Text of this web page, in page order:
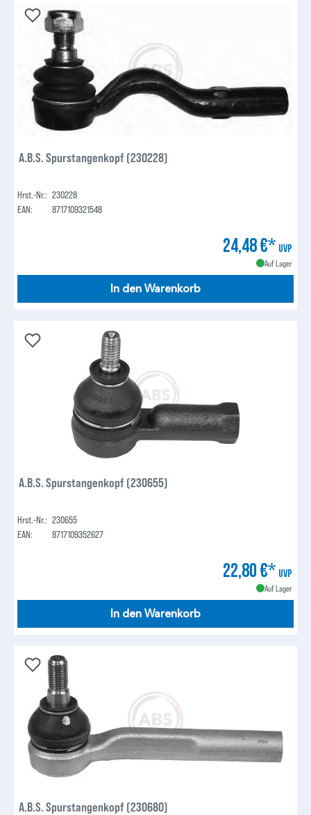
A.B.S. Spurstangenkopf (230228)
Hrst.-Nr.: 230228
EAN:
8717109321548
24,48 €* UVP
Auf Lager
In den Warenkorb
A.B.S. Spurstangenkopf (230655)
Hrst.-Nr.: 230655
EAN:
8717109352627
22,80 €* UVP
Auf Lager
In den Warenkorb
A.B.S. Spurstangenkopf (230680)